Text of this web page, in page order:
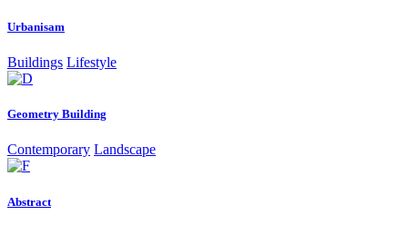
Urbanisam
Buildings Lifestyle
Geometry Building
Contemporary Landscape
Abstract